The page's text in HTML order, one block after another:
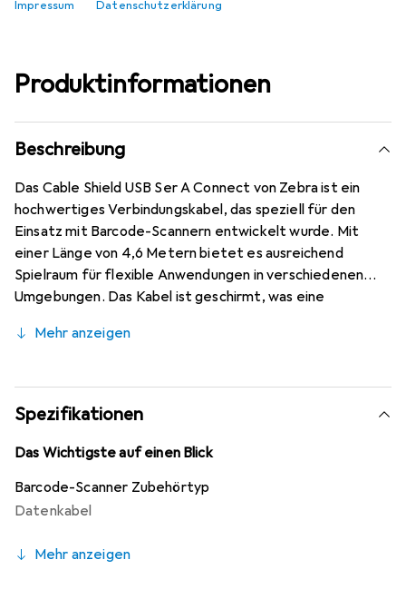
Impressum Datenschutzerklärung
Produktinformationen
Beschreibung
Das Cable Shield USB Ser A Connect von Zebra ist ein
hochwertiges Verbindungskabel, das speziell für den
Einsatz mit Barcode-Scannern entwickelt wurde. Mit
einer Länge von 4,6 Metern bietet es ausreichend
Spielraum für flexible Anwendungen in verschiedenen
Umgebungen. Das Kabel ist geschirmt, was eine
Störungen minimiert. Der gerade USB-A-Anschluss sorgt
Geräten. Dieses Kabel ist ideal für den Einsatz in
Einzelhandelsgeschäften, Lagerräumen oder anderen
Bereichen, in denen Barcode-Scanner häufig verwendet
werden. Es ist ein unverzichtbares Zubehör für alle, die
Geräten benötigen.
Mehr anzeigen
Spezifikationen
Das Wichtigste auf einen Blick
Barcode-Scanner Zubehörtyp
Datenkabel
Mehr anzeigen